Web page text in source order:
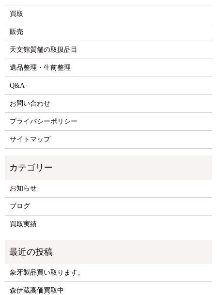
買取
販売
天文館質舗の取扱品目
遺品整理・生前整理
Q&A
お問い合わせ
プライバシーポリシー
サイトマップ
お知らせ
ブログ
買取実績
象牙製品買い取ります。
森伊蔵高価買取中